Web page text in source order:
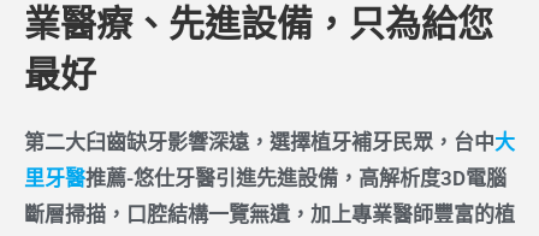
業醫療、先進設備，只為給您
最好
第二大臼齒缺牙影響深遠 ，選擇植牙補牙民眾，台中大
里牙醫推薦-悠仕牙醫引進先進設備，高解析度3D電腦
斷層掃描，口腔結構一覽無遺，加上專業醫師豐富的植